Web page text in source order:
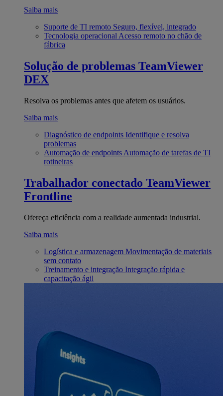
Saiba mais
Suporte de TI remoto Seguro, flexível, integrado
Tecnologia operacional Acesso remoto no chão de
fábrica
Solução de problemas TeamViewer
DEX
Resolva os problemas antes que afetem os usuários.
Saiba mais
Diagnóstico de endpoints Identifique e resolva
problemas
Automação de endpoints Automação de tarefas de TI
rotineiras
Trabalhador conectado TeamViewer
Frontline
Ofereça eficiência com a realidade aumentada industrial.
Saiba mais
Logística e armazenagem Movimentação de materiais
sem contato
Treinamento e integração Integração rápida e
capacitação ágil